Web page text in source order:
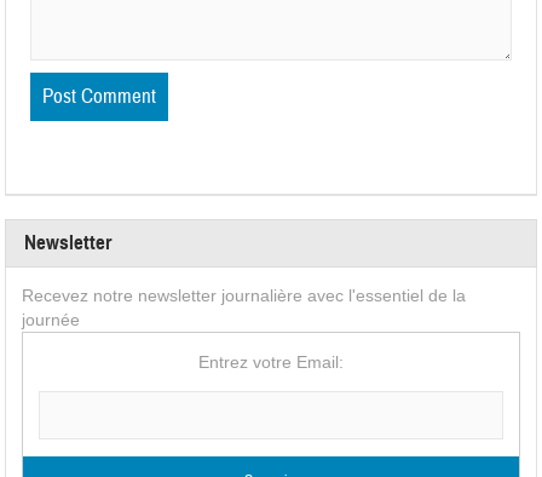
Newsletter
Recevez notre newsletter journalière avec l'essentiel de la
journée
Entrez votre Email: